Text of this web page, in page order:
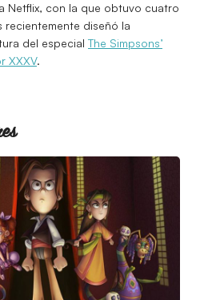
Netflix, con la que obtuvo cuatro
recientemente diseñó la
del especial The Simpsons’
XXXV.